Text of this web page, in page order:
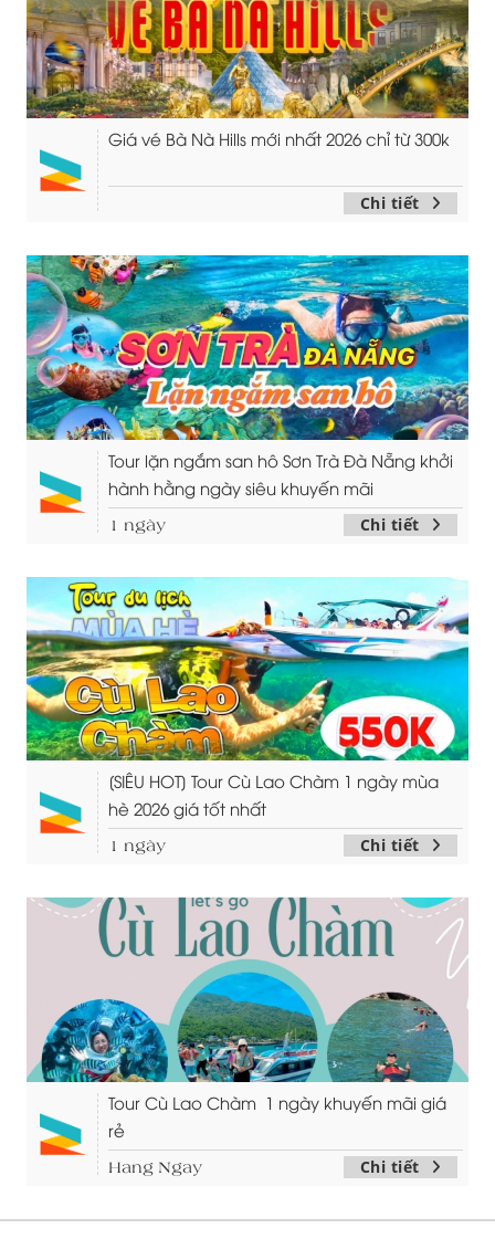
Giá vé Bà Nà Hills mới nhất 2026 chỉ từ 300k
Chi tiết
Tour lặn ngắm san hô Sơn Trà Đà Nẵng khởi
hành hằng ngày siêu khuyến mãi
1 ngày Chi tiết
[SIÊU HOT] Tour Cù Lao Chàm 1 ngày mùa
hè 2026 giá tốt nhất
1 ngày Chi tiết
Tour Cù Lao Chàm 1 ngày khuyến mãi giá
rẻ
Hang Ngay Chi tiết